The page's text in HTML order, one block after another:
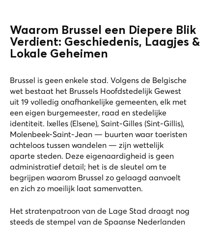
Waarom Brussel een Diepere Blik
Verdient: Geschiedenis, Laagjes &
Lokale Geheimen
Brussel is geen enkele stad. Volgens de Belgische
wet bestaat het Brussels Hoofdstedelijk Gewest
uit 19 volledig onafhankelijke gemeenten, elk met
een eigen burgemeester, raad en stedelijke
identiteit. Ixelles (Elsene), Saint-Gilles (Sint-Gillis),
Molenbeek-Saint-Jean — buurten waar toeristen
achteloos tussen wandelen — zijn wettelijk
aparte steden. Deze eigenaardigheid is geen
administratief detail; het is de sleutel om te
begrijpen waarom Brussel zo gelaagd aanvoelt
en zich zo moeilijk laat samenvatten.
Het stratenpatroon van de Lage Stad draagt nog
steeds de stempel van de Spaanse Nederlanden